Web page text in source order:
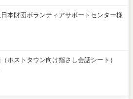
本財団ボランティアサポートセンター様
ホストタウン向け指さし会話シート）